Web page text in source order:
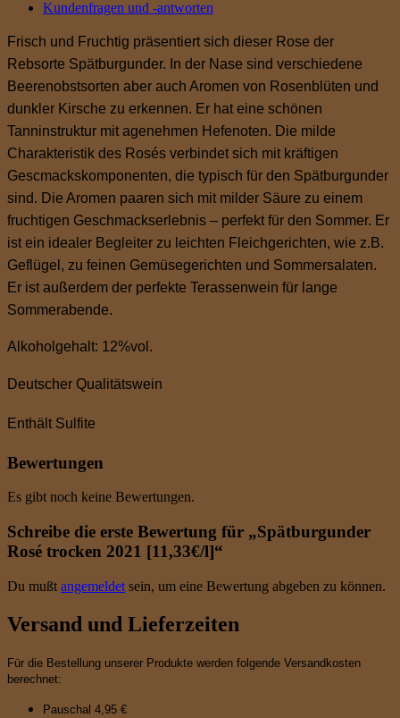
Kundenfragen und -antworten
Frisch und Fruchtig präsentiert sich dieser Rose der
Rebsorte Spätburgunder. In der Nase sind verschiedene
Beerenobstsorten aber auch Aromen von Rosenblüten und
dunkler Kirsche zu erkennen. Er hat eine schönen
Tanninstruktur mit agenehmen Hefenoten. Die milde
Charakteristik des Rosés verbindet sich mit kräftigen
Gescmackskomponenten, die typisch für den Spätburgunder
sind. Die Aromen paaren sich mit milder Säure zu einem
fruchtigen Geschmackserlebnis – perfekt für den Sommer. Er
ist ein idealer Begleiter zu leichten Fleichgerichten, wie z.B.
Geflügel, zu feinen Gemüsegerichten und Sommersalaten.
Er ist außerdem der perfekte Terassenwein für lange
Sommerabende.
Alkoholgehalt: 12%vol.
Deutscher Qualitätswein
Enthält Sulfite
Bewertungen
Es gibt noch keine Bewertungen.
Schreibe die erste Bewertung für „Spätburgunder
Rosé trocken 2021 [11,33€/l]“
Du mußt angemeldet sein, um eine Bewertung abgeben zu können.
Versand und Lieferzeiten
Für die Bestellung unserer Produkte werden folgende Versandkosten
berechnet:
Pauschal 4,95 €